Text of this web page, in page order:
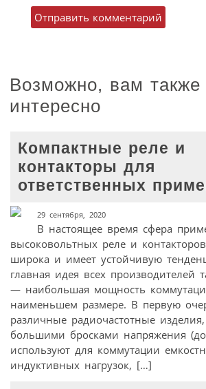
Возможно, вам также
интересно
Компактные реле и
контакторы для
ответственных
29 сентября, 2020
В настоящее время сфера
высоковольтных реле и
широка и имеет устойчивую
главная идея всех производителей
— наибольшая мощность
наименьшем размере. В первую
различные радиочастотные
большими бросками напряжения
используют для коммутации
индуктивных нагрузок, […]